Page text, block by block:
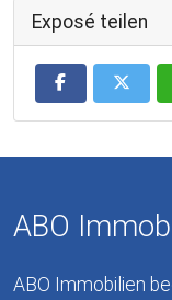
Exposé teilen
ABO
ABO Immobilien